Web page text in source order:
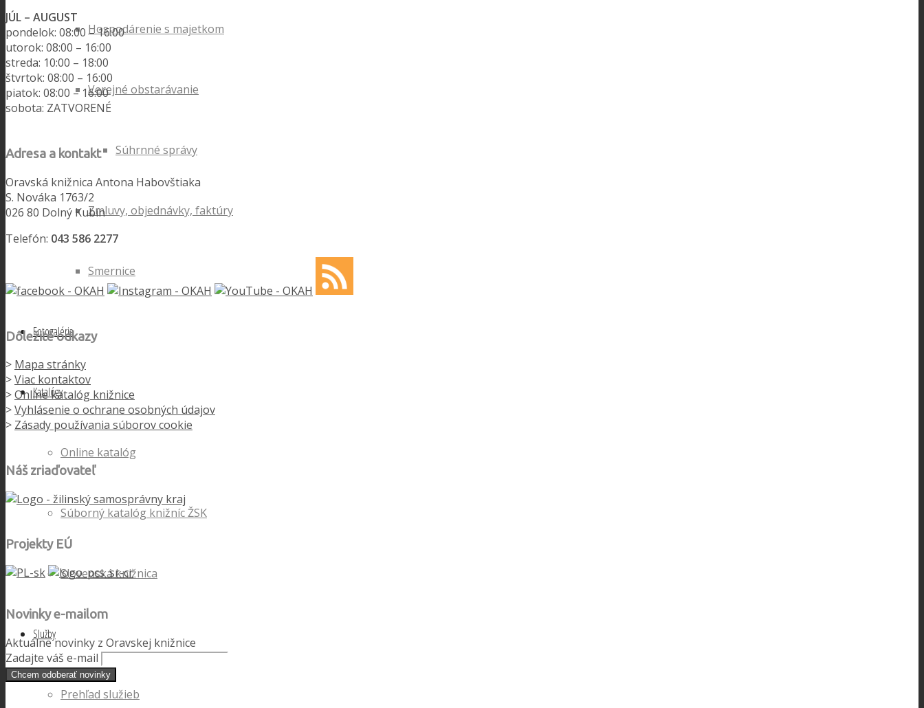
Hospodárenie s majetkom
Verejné obstarávanie
Súhrnné správy
Zmluvy, objednávky, faktúry
Smernice
Fotogaléria
Katalógy
Online katalóg
Súborný katalóg knižníc ŽSK
Slovenská knižnica
Služby
Prehľad služieb
JÚL – AUGUST
pondelok: 08:00 – 16:00
utorok: 08:00 – 16:00
streda: 10:00 – 18:00
štvrtok: 08:00 – 16:00
piatok: 08:00 – 16:00
sobota: ZATVORENÉ
Adresa a kontakt
Oravská knižnica Antona Habovštiaka
S. Nováka 1763/2
026 80 Dolný Kubín
Telefón: 043 586 2277
Dôležité odkazy
> Mapa stránky
>Viac kontaktov
>Online katalóg knižnice
>Vyhlásenie o ochrane osobných údajov
> Zásady používania súborov cookie
Náš zriaďovateľ
Projekty EÚ
Novinky e-mailom
Aktuálne novinky z Oravskej knižnice
Zadajte váš e-mail